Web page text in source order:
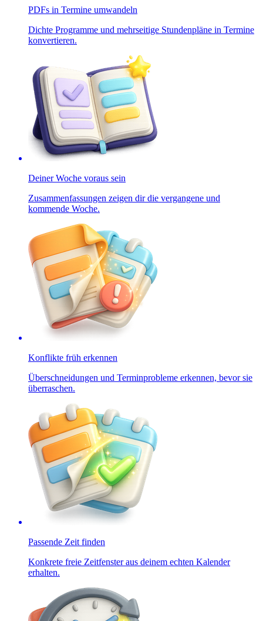
PDFs in Termine umwandeln
Dichte Programme und mehrseitige Stundenpläne in Termine
konvertieren.
Deiner Woche voraus sein
Zusammenfassungen zeigen dir die vergangene und
kommende Woche.
Konflikte früh erkennen
Überschneidungen und Terminprobleme erkennen, bevor sie
überraschen.
Passende Zeit finden
Konkrete freie Zeitfenster aus deinem echten Kalender
erhalten.